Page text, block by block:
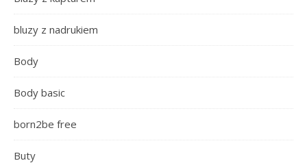
bluzy z nadrukiem
Body
Body basic
born2be free
Buty